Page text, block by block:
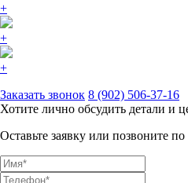
+
+
+
Заказать звонок 8 (902) 506-37-16
Хотите лично обсудить детали и
Оставьте заявку или позвоните